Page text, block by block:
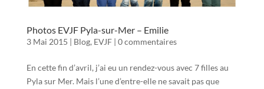
Photos EVJF Pyla-sur-Mer – Emilie
3 Mai 2015 | Blog, EVJF| 0 commentaires
En cette fin d’avril, j’ai eu un rendez-vous avec 7 filles au
Pyla sur Mer. Mais l’une d’entre-elle ne savait pas que